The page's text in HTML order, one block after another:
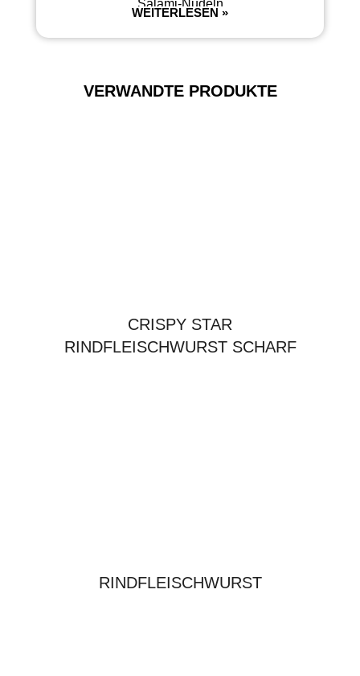
Salami-Nudeln
WEITERLESEN »
VERWANDTE PRODUKTE
CRISPY STAR
RINDFLEISCHWURST SCHARF
RINDFLEISCHWURST